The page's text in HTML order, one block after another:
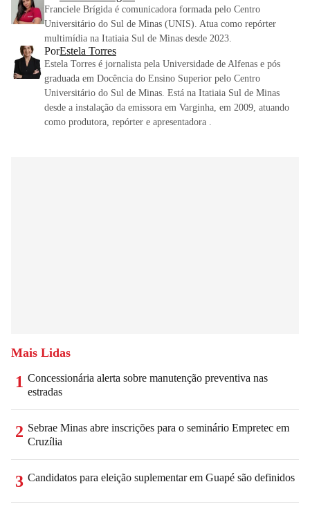
Franciele Brígida é comunicadora formada pelo Centro
Universitário do Sul de Minas (UNIS). Atua como repórter
multimídia na Itatiaia Sul de Minas desde 2023.
PorEstela Torres
Estela Torres é jornalista pela Universidade de Alfenas e pós
graduada em Docência do Ensino Superior pelo Centro
Universitário do Sul de Minas. Está na Itatiaia Sul de Minas
desde a instalação da emissora em Varginha, em 2009, atuando
como produtora, repórter e apresentadora .
Mais Lidas
1 Concessionária alerta sobre manutenção preventiva nas
estradas
2 Sebrae Minas abre inscrições para o seminário Empretec em
Cruzília
3 Candidatos para eleição suplementar em Guapé são definidos